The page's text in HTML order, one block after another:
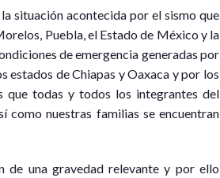
situación acontecida por el sismo que
Puebla, el Estado de México y la
de emergencia generadas por
estados de Chiapas y Oaxaca y por los
que todas y todos los integrantes del
como nuestras familias se encuentran
de una gravedad relevante y por ello